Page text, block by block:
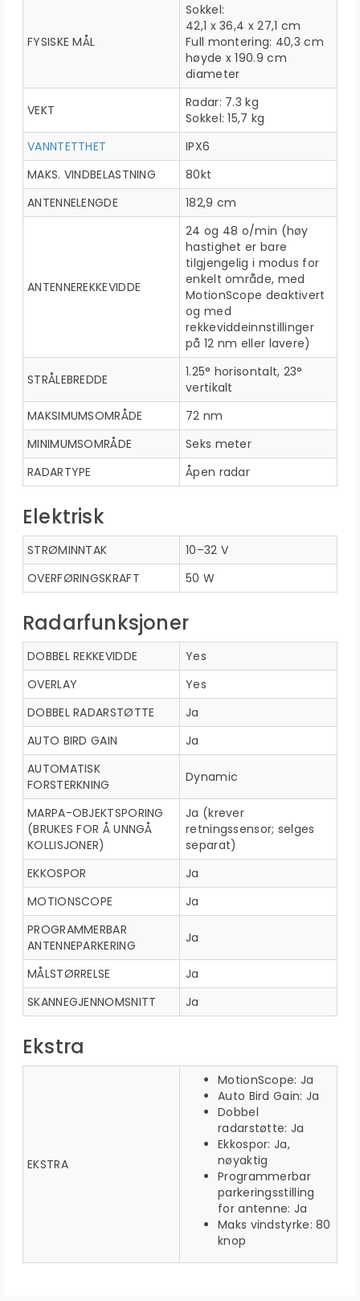
FYSISKE MÅL
Sokkel:
42,1 x 36,4 x 27,1 cm
Full montering: 40,3 cm
høyde x 190.9 cm
diameter
VEKT
Radar: 7.3 kg
Sokkel: 15,7 kg
VANNTETTHET
IPX6
MAKS. VINDBELASTNING
80kt
ANTENNELENGDE
182,9 cm
ANTENNEREKKEVIDDE
24 og 48 o/min (høy
hastighet er bare
tilgjengelig i modus for
enkelt område, med
MotionScope deaktivert
og med
rekkeviddeinnstillinger
på 12 nm eller lavere)
STRÅLEBREDDE
1.25° horisontalt, 23°
vertikalt
MAKSIMUMSOMRÅDE
72 nm
MINIMUMSOMRÅDE
Seks meter
RADARTYPE
Åpen radar
Elektrisk
STRØMINNTAK
10–32 V
OVERFØRINGSKRAFT
50 W
Radarfunksjoner
DOBBEL REKKEVIDDE
Yes
OVERLAY
Yes
DOBBEL RADARSTØTTE
Ja
AUTO BIRD GAIN
Ja
AUTOMATISK
FORSTERKNING
Dynamic
MARPA-OBJEKTSPORING
(BRUKES FOR Å UNNGÅ
KOLLISJONER)
Ja (krever
retningssensor; selges
separat)
EKKOSPOR
Ja
MOTIONSCOPE
Ja
PROGRAMMERBAR
ANTENNEPARKERING
Ja
MÅLSTØRRELSE
Ja
SKANNEGJENNOMSNITT
Ja
Ekstra
EKSTRA
MotionScope: Ja
Auto Bird Gain: Ja
Dobbel
radarstøtte: Ja
Ekkospor: Ja,
nøyaktig
Programmerbar
parkeringsstilling
for antenne: Ja
Maks vindstyrke: 80
knop